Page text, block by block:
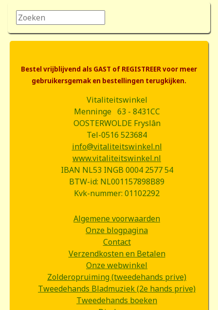
Zoeken...
Bestel vrijblijvend als GAST of REGISTREER voor meer
gebruikersgemak en bestellingen terugkijken.
Vitaliteitswinkel
Menninge 63 - 8431CC
OOSTERWOLDE Fryslân
Tel-0516 523684
info@vitaliteitswinkel.nl
www.vitaliteitswinkel.nl
IBAN NL53 INGB 0004 2577 54
BTW-id: NL001157898B89
Kvk-nummer: 01102292
Algemene voorwaarden
Onze blogpagina
Contact
Verzendkosten en Betalen
Onze webwinkel
Zolderopruiming (tweedehands prive)
Tweedehands Bladmuziek (2e hands prive)
Tweedehands boeken